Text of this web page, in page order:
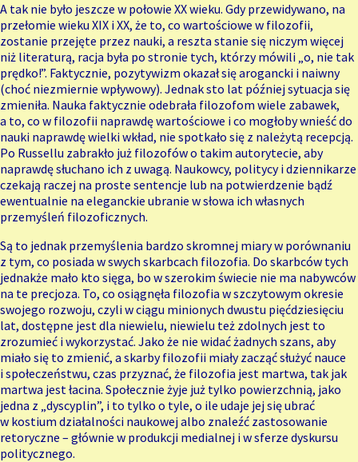
A tak nie było jeszcze w połowie XX wieku. Gdy przewidywano, na
przełomie wieku XIX i XX, że to, co wartościowe w filozofii,
zostanie przejęte przez nauki, a reszta stanie się niczym więcej
niż literaturą, racja była po stronie tych, którzy mówili „o, nie tak
prędko!”. Faktycznie, pozytywizm okazał się arogancki i naiwny
(choć niezmiernie wpływowy). Jednak sto lat później sytuacja się
zmieniła. Nauka faktycznie odebrała filozofom wiele zabawek,
a to, co w filozofii naprawdę wartościowe i co mogłoby wnieść do
nauki naprawdę wielki wkład, nie spotkało się z należytą recepcją.
Po Russellu zabrakło już filozofów o takim autorytecie, aby
naprawdę słuchano ich z uwagą. Naukowcy, politycy i dziennikarze
czekają raczej na proste sentencje lub na potwierdzenie bądź
ewentualnie na eleganckie ubranie w słowa ich własnych
przemyśleń filozoficznych.
Są to jednak przemyślenia bardzo skromnej miary w porównaniu
z tym, co posiada w swych skarbcach filozofia. Do skarbców tych
jednakże mało kto sięga, bo w szerokim świecie nie ma nabywców
na te precjoza. To, co osiągnęła filozofia w szczytowym okresie
swojego rozwoju, czyli w ciągu minionych dwustu pięćdziesięciu
lat, dostępne jest dla niewielu, niewielu też zdolnych jest to
zrozumieć i wykorzystać. Jako że nie widać żadnych szans, aby
miało się to zmienić, a skarby filozofii miały zacząć służyć nauce
i społeczeństwu, czas przyznać, że filozofia jest martwa, tak jak
martwa jest łacina. Społecznie żyje już tylko powierzchnią, jako
jedna z „dyscyplin”, i to tylko o tyle, o ile udaje jej się ubrać
w kostium działalności naukowej albo znaleźć zastosowanie
retoryczne – głównie w produkcji medialnej i w sferze dyskursu
politycznego.